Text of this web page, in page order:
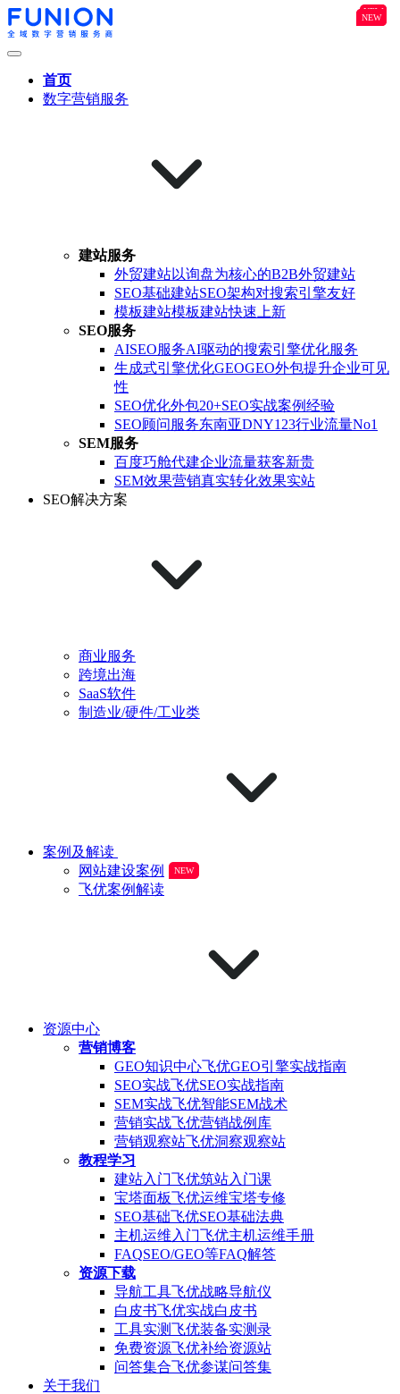
首页
数字营销服务
建站服务
外贸建站
B2B
以询盘为核心的B2B外贸建站
SEO基础建站SEO架构对搜索引擎友好
模板建站模板建站快速上新
SEO服务
AISEO服务AI驱动的搜索引擎优化服务
生成式引擎优化GEO
NEW
GEO外包提升企业可见
性
SEO优化外包20+SEO实战案例经验
SEO顾问服务东南亚DNY123行业流量No1
SEM服务
百度巧舱代建企业流量获客新贵
SEM效果营销真实转化效果实站
SEO解决方案
商业服务
跨境出海
SaaS软件
制造业/硬件/工业类
案例及解读
网站建设案例
NEW
飞优案例解读
资源中心
营销博客
GEO知识中心
NEW
飞优GEO引擎实战指南
SEO实战飞优SEO实战指南
SEM实战飞优智能SEM战术
营销实战飞优营销战例库
营销观察站飞优洞察观察站
教程学习
建站入门飞优筑站入门课
宝塔面板飞优运维宝塔专修
SEO基础飞优SEO基础法典
主机运维入门飞优主机运维手册
FAQSEO/GEO等FAQ解答
资源下载
导航工具
NEW
飞优战略导航仪
白皮书飞优实战白皮书
工具实测飞优装备实测录
免费资源飞优补给资源站
问答集合飞优参谋问答集
关于我们